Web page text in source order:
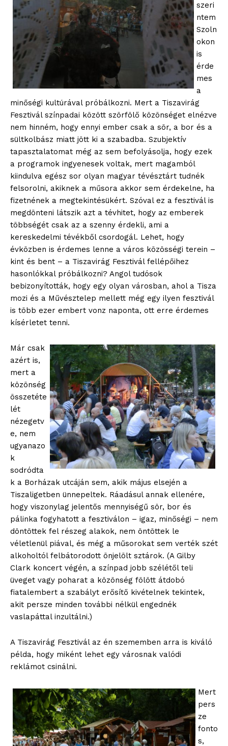
szeri
ntem
Szoln
okon
is
érde
mes
a
minőségi kultúrával próbálkozni. Mert a Tiszavirág
Fesztivál színpadai között szörfölő közönséget elnézve
nem hinném, hogy ennyi ember csak a sör, a bor és a
sültkolbász miatt jött ki a szabadba. Szubjektív
tapasztalatomat még az sem befolyásolja, hogy ezek
a programok ingyenesek voltak, mert magamból
kiindulva egész sor olyan magyar tévésztárt tudnék
felsorolni, akiknek a műsora akkor sem érdekelne, ha
fizetnének a megtekintésükért. Szóval ez a fesztivál is
megdönteni látszik azt a tévhitet, hogy az emberek
többségét csak az a szenny érdekli, ami a
kereskedelmi tévékből csordogál. Lehet, hogy
évközben is érdemes lenne a város közösségi terein –
kint és bent – a Tiszavirág Fesztivál fellépőihez
hasonlókkal próbálkozni? Angol tudósok
bebizonyították, hogy egy olyan városban, ahol a Tisza
mozi és a Művésztelep mellett még egy ilyen fesztivál
is több ezer embert vonz naponta, ott erre érdemes
kísérletet tenni.
Már csak
azért is,
mert a
közönség
összetéte
lét
nézegetv
e, nem
ugyanazo
k
sodródta
k a Borházak utcáján sem, akik május elsején a
Tiszaligetben ünnepeltek. Ráadásul annak ellenére,
hogy viszonylag jelentős mennyiségű sör, bor és
pálinka fogyhatott a fesztiválon – igaz, minőségi – nem
döntöttek fel részeg alakok, nem öntöttek le
véletlenül piával, és még a műsorokat sem verték szét
alkoholtól felbátorodott önjelölt sztárok. (A Gilby
Clark koncert végén, a színpad jobb szélétől teli
üveget vagy poharat a közönség fölött átdobó
fiatalembert a szabályt erősítő kivételnek tekintek,
akit persze minden további nélkül engednék
vaslapáttal inzultálni.)
A Tiszavirág Fesztivál az én szememben arra is kiváló
példa, hogy miként lehet egy városnak valódi
reklámot csinálni.
Mert
pers
ze
fonto
s,